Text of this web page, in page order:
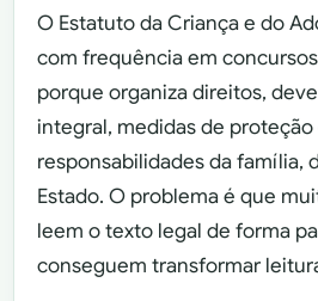
O Estatuto da Criança e do
com frequência em
porque organiza direitos,
integral, medidas de proteção
responsabilidades da família,
Estado. O problema é que
leem o texto legal de forma
conseguem transformar